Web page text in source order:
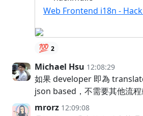
Web Frontend i18n -
💯 2
Michael Hsu 12:08:29
如果 developer 即為
json based，不需要其他流程
mrorz 12:09:08